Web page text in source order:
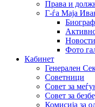
Права и
Г-ѓа Маја
Новости
Фото
Кабинет
Генерален
Советници
Совет за
Совет за
Комисија за